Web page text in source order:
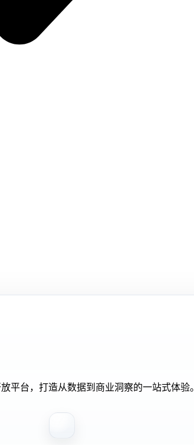
平台，打造从数据到商业洞察的一站式体验